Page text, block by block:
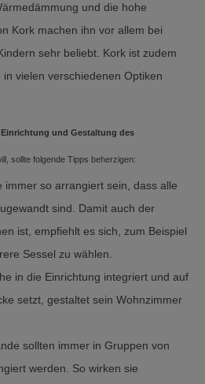
und die hohe
Kork machen ihn vor allem bei
sehr beliebt. Kork ist zudem
vielen verschiedenen Optiken
und Gestaltung des
sollte folgende Tipps beherzigen:
immer so arrangiert sein, dass alle
sind. Damit auch der
ist, empfiehlt es sich, zum Beispiel
Sessel zu wählen.
in die Einrichtung integriert und auf
setzt, gestaltet sein Wohnzimmer
sollten immer in Gruppen von
werden. So wirken sie